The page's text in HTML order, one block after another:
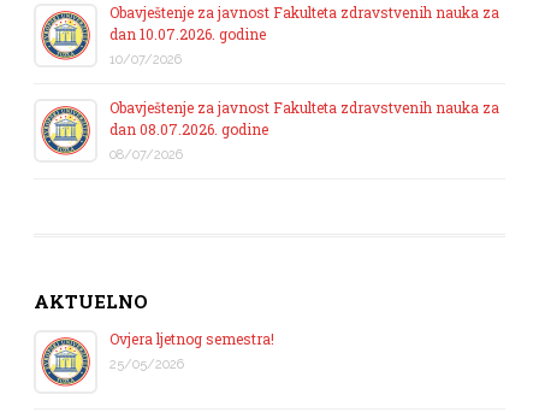
Obavještenje za javnost Fakulteta zdravstvenih nauka za
dan 10.07.2026. godine
10/07/2026
Obavještenje za javnost Fakulteta zdravstvenih nauka za
dan 08.07.2026. godine
08/07/2026
AKTUELNO
Ovjera ljetnog semestra!
25/05/2026